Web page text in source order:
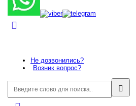
Не дозвонились?
Возник вопрос?